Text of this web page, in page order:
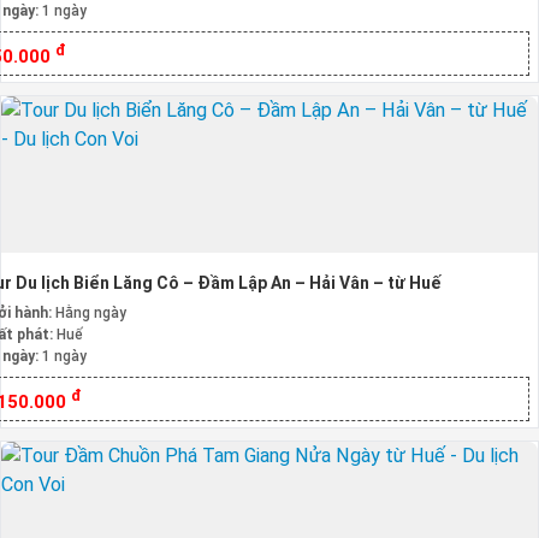
1 ngày
đ
Du lịch Biển Lăng Cô – Đầm Lập An – Hải Vân – từ Huế
hành: Hằng ngày
phát: Huế
1 ngày
đ